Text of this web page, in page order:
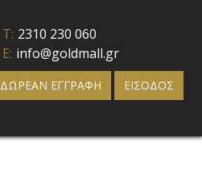
T: 2310 230 060
E: info@goldmall.gr
ΔΩΡΕΑΝ ΕΓΓΡΑΦΗ ΕΙΣΟΔΟΣ